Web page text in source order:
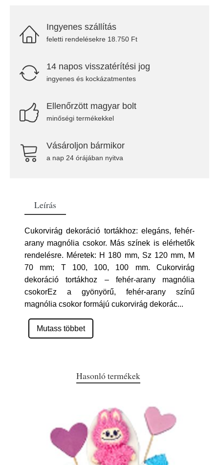
Ingyenes szállítás
feletti rendelésekre 18.750 Ft
14 napos visszatérítési jog
ingyenes és kockázatmentes
Ellenőrzött magyar bolt
minőségi termékekkel
Vásároljon bármikor
a nap 24 órájában nyitva
Leírás
Cukorvirág dekoráció tortákhoz: elegáns, fehér-
arany magnólia csokor. Más színek is elérhetők
rendelésre. Méretek: H 180 mm, Sz 120 mm, M
70 mm; T 100, 100, 100 mm. Cukorvirág
dekoráció tortákhoz – fehér-arany magnólia
csokorEz a gyönyörű, fehér-arany színű
magnólia csokor formájú cukorvirág dekorác...
Mutass többet
Hasonló termékek